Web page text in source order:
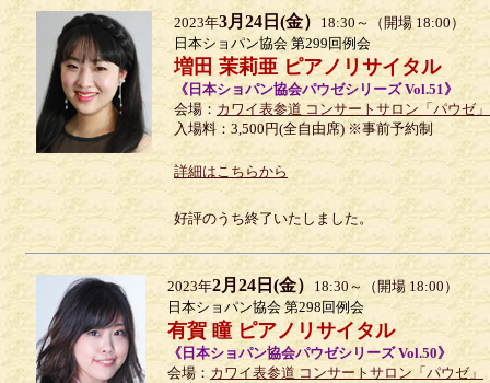
2023年3月24日(金）
18:30～（開場 18:00）
日本ショパン協会 第299回例会
増田 茉莉亜 ピアノリサイタル
《日本ショパン協会パウゼシリーズ Vol.51》
会場： カワイ表参道 コンサートサロン「パウゼ」
入場料：3,500円(全自由席) ※事前予約制
詳細はこちらから
好評のうち終了いたしました。
2023年2月24日(金）
18:30～（開場 18:00）
日本ショパン協会 第298回例会
有賀 瞳 ピアノリサイタル
《日本ショパン協会パウゼシリーズ Vol.50》
会場： カワイ表参道 コンサートサロン「パウゼ」